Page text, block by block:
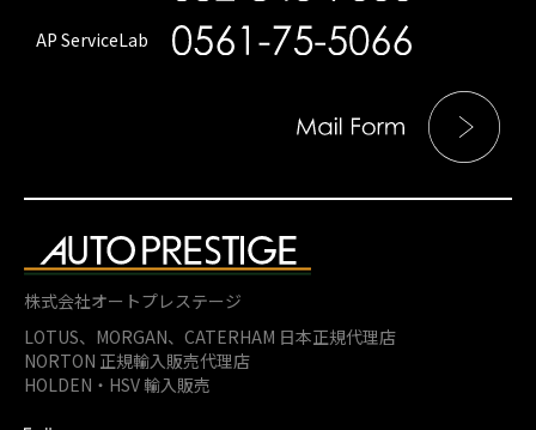
AP ServiceLab
株式会社オートプレステージ
LOTUS、MORGAN、 CATERHAM 日本正規代理店
NORTON 正規輸入販売代理店
HOLDEN・HSV 輸入販売